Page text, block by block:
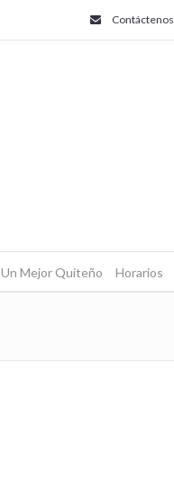
Contáctenos
Un Mejor Quiteño Horarios